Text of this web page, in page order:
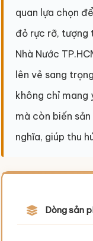
quan lựa chọn
đỏ rực rỡ, tượng
Nhà Nước
lên vẻ sang
không chỉ mang
mà còn biến
nghĩa, giúp thu
Dòng sản